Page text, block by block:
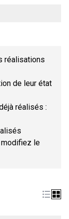
réalisations
de leur état
réalisés :
modifiez le